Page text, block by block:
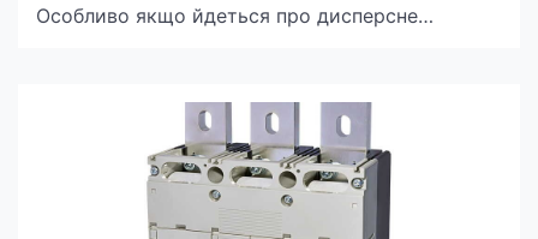
Особливо якщо йдеться про дисперсне
Наприклад, це може бути друк по тканині, з
якої надалі пошиють домашній текстиль
(штори, гардини чи скатертини). Або це може
бути сублімаційний друк на поліестері,
матеріалі, […]